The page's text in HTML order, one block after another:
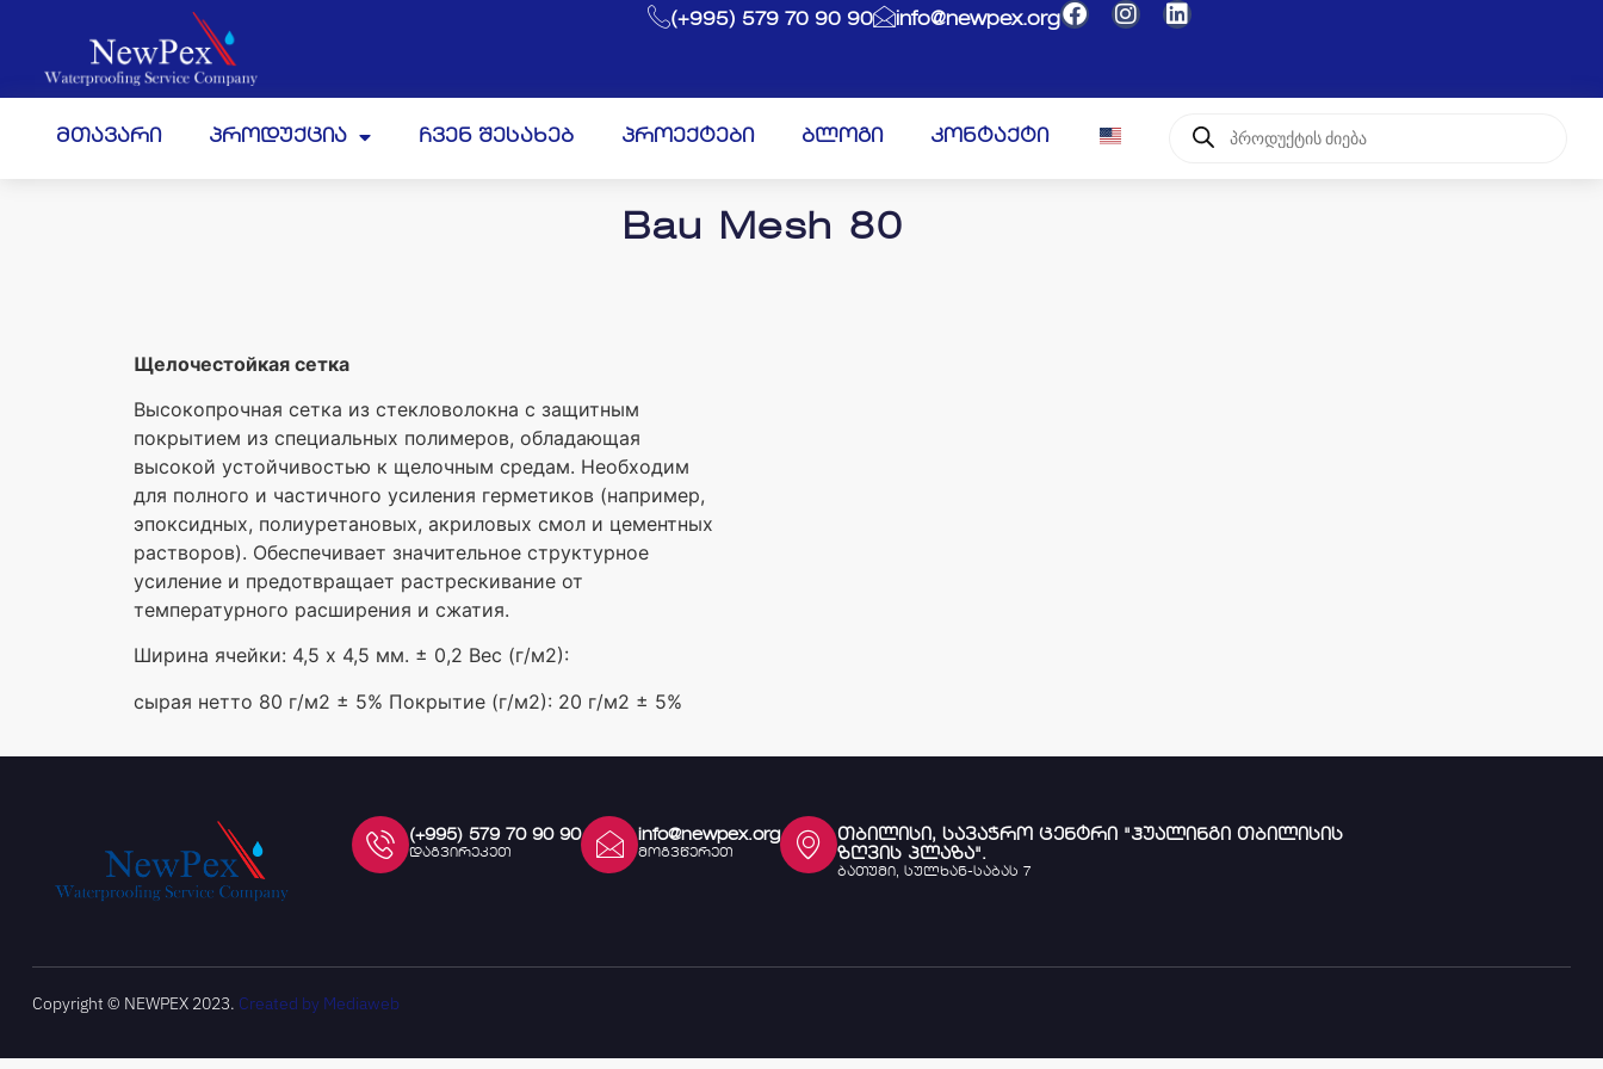
(+995) 579 70 90 90 info@newpex.org
მთავარი პროდუქცია ჩვენ შესახებ პროექტები ბლოგი კონტაქტი
Bau Mesh 80
Щелочестойкая сетка
Высокопрочная сетка из стекловолокна с защитным
покрытием из специальных полимеров, обладающая
высокой устойчивостью к щелочным средам. Необходим
для полного и частичного усиления герметиков (например,
эпоксидных, полиуретановых, акриловых смол и цементных
растворов). Обеспечивает значительное структурное
усиление и предотвращает растрескивание от
температурного расширения и сжатия.
Ширина ячейки: 4,5 х 4,5 мм. ± 0,2 Вес (г/м2):
сырая нетто 80 г/м2 ± 5% Покрытие (г/м2): 20 г/м2 ± 5%
(+995) 579 70 90 90
დაგვირეკეთ
info@newpex.org
მოგვწერეთ
თბილისი, სავაჭრო ცენტრი "ჰუალინგი თბილისის
ზღვის პლაზა".
ბათუმი, სულხან-საბას 7
Copyright © NEWPEX 2023. Created by Mediaweb